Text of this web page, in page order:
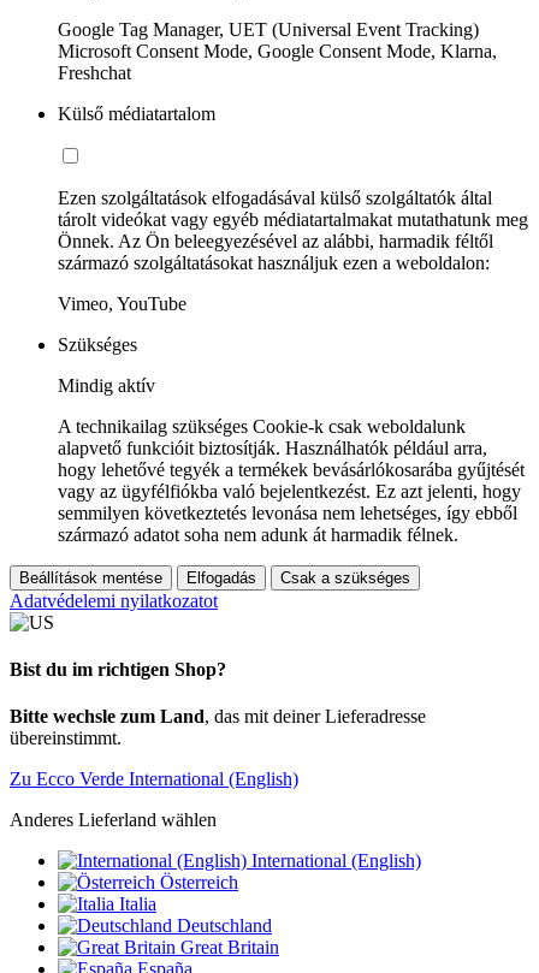
Google Tag Manager, UET (Universal Event Tracking)
Microsoft Consent Mode, Google Consent Mode, Klarna,
Freshchat
Külső médiatartalom
Ezen szolgáltatások elfogadásával külső szolgáltatók által
tárolt videókat vagy egyéb médiatartalmakat mutathatunk meg
Önnek. Az Ön beleegyezésével az alábbi, harmadik féltől
származó szolgáltatásokat használjuk ezen a weboldalon:
Vimeo, YouTube
Szükséges
Mindig aktív
A technikailag szükséges Cookie-k csak weboldalunk
alapvető funkcióit biztosítják. Használhatók például arra,
hogy lehetővé tegyék a termékek bevásárlókosarába gyűjtését
vagy az ügyfélfiókba való bejelentkezést. Ez azt jelenti, hogy
semmilyen következtetés levonása nem lehetséges, így ebből
származó adatot soha nem adunk át harmadik félnek.
Beállítások mentése Elfogadás Csak a szükséges
Adatvédelemi nyilatkozatot
Bist du im richtigen Shop?
Bitte wechsle zum Land, das mit deiner Lieferadresse
übereinstimmt.
Zu Ecco Verde International (English)
Anderes Lieferland wählen
International (English)
Österreich
Italia
Deutschland
Great Britain